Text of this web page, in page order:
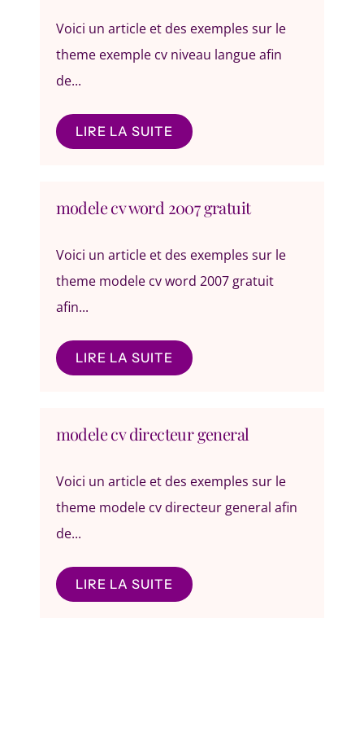
Voici un article et des exemples sur le
theme exemple cv niveau langue afin
de...
LIRE LA SUITE
modele cv word 2007 gratuit
Voici un article et des exemples sur le
theme modele cv word 2007 gratuit
afin...
LIRE LA SUITE
modele cv directeur general
Voici un article et des exemples sur le
theme modele cv directeur general afin
de...
LIRE LA SUITE